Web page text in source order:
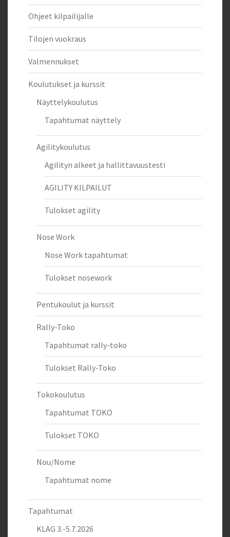
Ohjeet kilpailijalle
Tilojen vuokraus
Valmennukset
Koulutukset ja kurssit
Näyttelykoulutus
Tapahtumat näyttely
Agilitykoulutus
Agilityn alkeet ja hallittavuustesti
AGILITY KILPAILUT
Tulokset agility
Nose Work
Nose Work tapahtumat
Tulokset nosework
Pentukoulut ja kurssit
Rally-Toko
Tapahtumat rally-toko
Tulokset Rally-Toko
Tokokoulutus
Tapahtumat TOKO
Tulokset TOKO
Nou/Nome
Tapahtumat nome
Tapahtumat
KLAG 3.-5.7.2026